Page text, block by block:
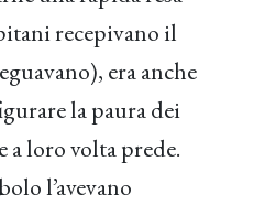
recepivano il
era anche
la paura dei
loro volta prede.
l’avevano